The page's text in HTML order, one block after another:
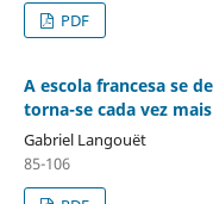
PDF
A escola francesa se
torna-se cada vez
Gabriel Langouët
85-106